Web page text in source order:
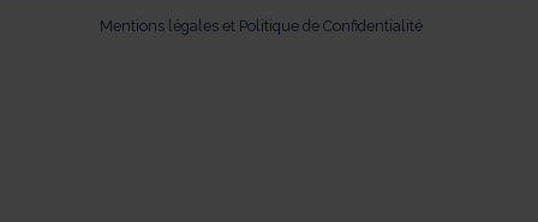
Mentions légales et Politique de Confidentialité